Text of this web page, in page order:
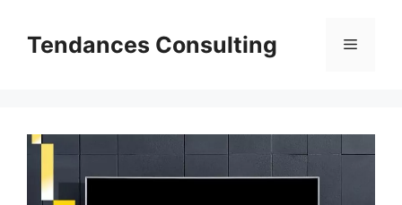
contenuTendances Consulting Menu